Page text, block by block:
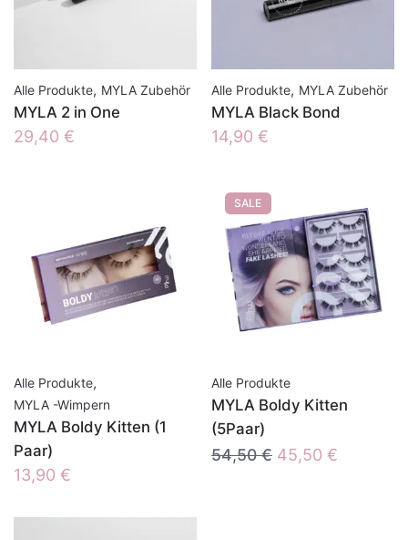
Alle Produkte, MYLA Zubehör
MYLA 2 in One
29,40 €
Alle Produkte, MYLA Zubehör
MYLA Black Bond
14,90 €
Alle Produkte,
MYLA -Wimpern
MYLA Boldy Kitten (1
Paar)
13,90 €
SALE
Alle Produkte
MYLA Boldy Kitten
(5Paar)
54,50€ Ursprünglicher
45,50 €